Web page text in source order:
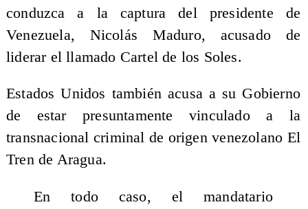
conduzca a la captura del presidente de
Venezuela, Nicolás Maduro, acusado de
liderar el llamado Cartel de los Soles.
Estados Unidos también acusa a su Gobierno
de estar presuntamente vinculado a la
transnacional criminal de origen venezolano El
Tren de Aragua.
En todo caso, el mandatario